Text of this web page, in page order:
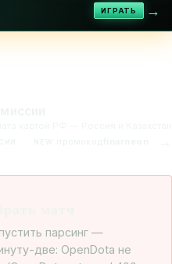
ИГРАТЬ →
парсинг —
две: OpenDota не